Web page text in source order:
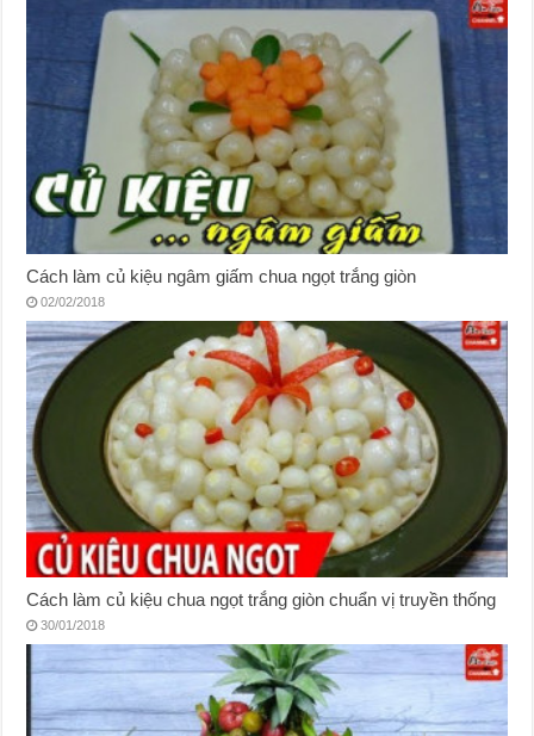
Cách làm củ kiệu ngâm giấm chua ngọt trắng giòn
02/02/2018
Cách làm củ kiệu chua ngọt trắng giòn chuẩn vị truyền thống
30/01/2018